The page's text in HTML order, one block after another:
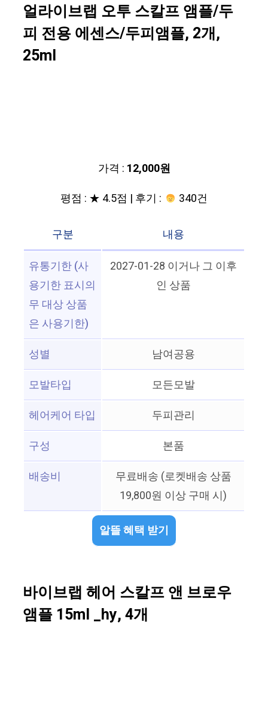
얼라이브랩 오투 스칼프 앰플/두
피 전용 에센스/두피앰플, 2개,
25ml
가격 : 12,000원
평점 : ★ 4.5점 | 후기 :
340건
구분
내용
유통기한 (사
용기한 표시의
무 대상 상품
은 사용기한)
2027-01-28 이거나 그 이후
인 상품
성별
남여공용
모발타입
모든모발
헤어케어 타입
두피관리
구성
본품
배송비
무료배송 (로켓배송 상품
19,800원 이상 구매 시)
알뜰 혜택 받기
바이브랩 헤어 스칼프 앤 브로우
앰플 15ml _hy, 4개